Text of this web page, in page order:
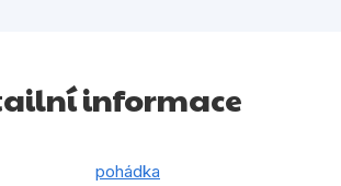
informace
pohádka